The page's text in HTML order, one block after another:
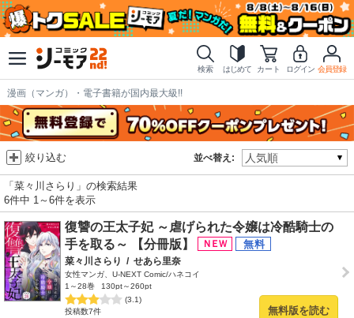
検索 はじめて カート ログイン 会員登録
漫画（マンガ）・電子書籍が国内最大級!!
並べ替え:
絞り込む
「菜々川さらり」の検索結果
6件中 1～6件を表示
復讐の王太子妃 ～虐げられた令嬢は冷酷騎士の
手を取る～ 【分冊版】
菜々川さらり / せあら里奈
女性マンガ、U-NEXT Comic/ハネコイ
1～28巻
130pt～260pt
(3.1)
投稿数7件
無料版を読む